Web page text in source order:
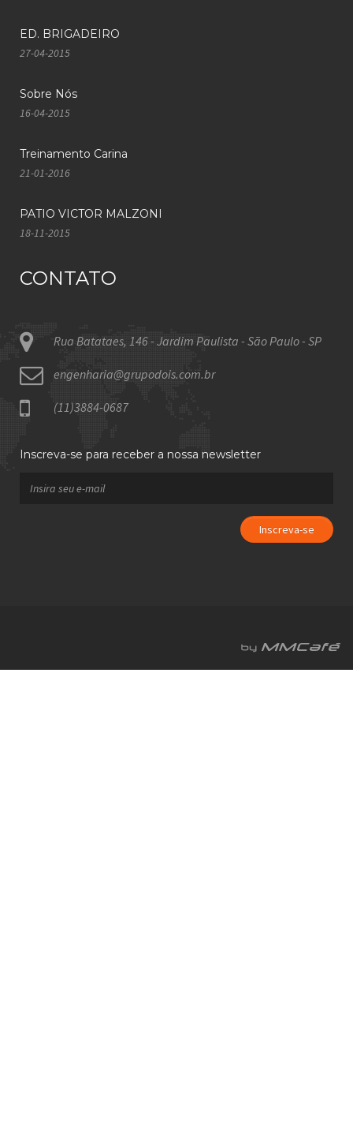
ED. BRIGADEIRO
27-04-2015
Sobre Nós
16-04-2015
Treinamento Carina
21-01-2016
PATIO VICTOR MALZONI
18-11-2015
CONTATO
Rua Batataes, 146 - Jardim Paulista - São Paulo - SP
engenharia@grupodois.com.br
(11)3884-0687
Inscreva-se para receber a nossa newsletter